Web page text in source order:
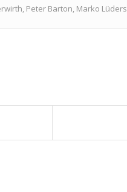
Peter Barton, Marko Lüders